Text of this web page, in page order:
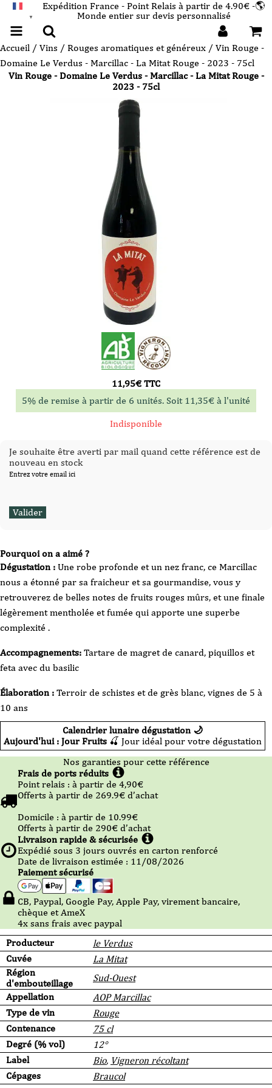
▼
Expédition France - Point Relais à partir de 4.90€ -🌎
Monde entier sur devis personnalisé
Accueil / Vins / Rouges aromatiques et généreux / Vin Rouge -
Domaine Le Verdus - Marcillac - La Mitat Rouge - 2023 - 75cl
Vin Rouge - Domaine Le Verdus - Marcillac - La Mitat Rouge -
2023 - 75cl
Pourquoi on a aimé ?
Dégustation : Une robe profonde et un nez franc, ce Marcillac
nous a étonné par sa fraicheur et sa gourmandise, vous y
retrouverez de belles notes de fruits rouges mûrs, et une finale
légèrement mentholée et fumée qui apporte une superbe
complexité .
Accompagnements: Tartare de magret de canard, piquillos et
feta avec du basilic
Élaboration : Terroir de schistes et de grès blanc, vignes de 5 à
10 ans
Calendrier lunaire dégustation 🌙
Aujourd'hui : Jour Fruits 🍒 Jour idéal pour votre dégustation
Producteur
le Verdus
Cuvée
La Mitat
Région
d'embouteillage
Sud-Ouest
Appellation
AOP Marcillac
Type de vin
Rouge
Contenance
75 cl
Degré (% vol)
12°
Label
Bio, Vigneron récoltant
Cépages
Braucol
11,95€ TTC
5% de remise à partir de 6 unités. Soit 11,35€ à l'unité
Indisponible
Je souhaite être averti par mail quand cette référence est de
nouveau en stock
Entrez votre email ici
Nos garanties pour cette référence
Frais de ports réduits
Point relais : à partir de 4,90€
Offerts à partir de 269.9€ d’achat
Domicile : à partir de 10.99€
Offerts à partir de 290€ d’achat
Livraison rapide & sécurisée
Expédié sous 3 jours ouvrés en carton renforcé
Date de livraison estimée : 11/08/2026
Paiement sécurisé
CB, Paypal, Google Pay, Apple Pay, virement bancaire,
chèque et AmeX
4x sans frais avec paypal